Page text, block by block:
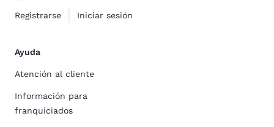
Registrarse Iniciar sesión
Ayuda
Atención al cliente
Información para
franquiciados